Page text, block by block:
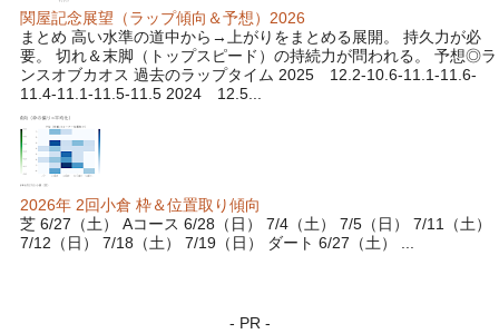
関屋記念展望（ラップ傾向＆予想）2026
まとめ 高い水準の道中から→上がりをまとめる展開。 持久力が必
要。 切れ＆末脚（トップスピード）の持続力が問われる。 予想◎ラ
ンスオブカオス 過去のラップタイム 2025 12.2-10.6-11.1-11.6-
11.4-11.1-11.5-11.5 2024 12.5...
2026年 2回小倉 枠＆位置取り傾向
芝 6/27（土） Aコース 6/28（日） 7/4（土） 7/5（日） 7/11（土）
7/12（日） 7/18（土） 7/19（日） ダート 6/27（土） ...
- PR -